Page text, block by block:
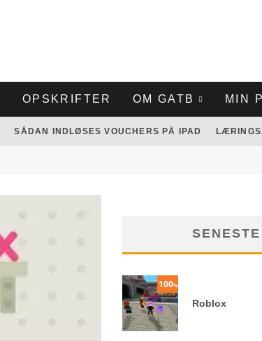
OPSKRIFTER OM GATB MIN
SÅDAN INDLØSES VOUCHERS PÅ IPAD
100%
Roblox